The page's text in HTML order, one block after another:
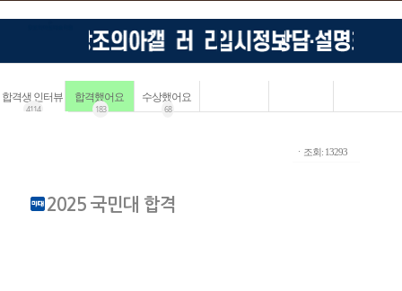
합격생 인터뷰
4114
합격했어요
183
수상했어요
68
ㆍ조회: 13293
2025 국민대 합격